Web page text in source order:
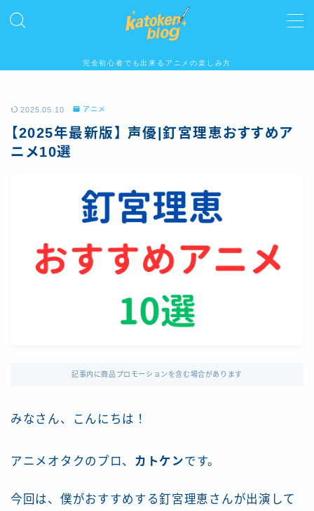
完全初心者でも出来るアニメの楽しみ方
プロフィール
お問い合わせ
2025.05.10 アニメ
【2025年最新版】 声優|釘宮理恵おすすめア
ニメ10選
記事内に商品プロモーションを含む場合があります
みなさん、こんにちは！
アニメオタクのプロ、 カトケンです。
今回は、僕がおすすめする釘宮理恵さんが出演して